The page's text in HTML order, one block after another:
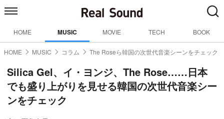
HOME MUSIC MOVIE TECH BOOK
HOME MUSIC コラム The Roseら韓国の次世代音楽シーンをチェック
Silica Gel、イ・ヨンジ、The Rose……日本
でも盛り上がりを見せる韓国の次世代音楽シー
ンをチェック